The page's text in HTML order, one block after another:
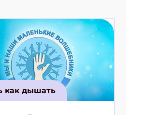
как дышать
Email
ПОДПИСАТЬСЯ